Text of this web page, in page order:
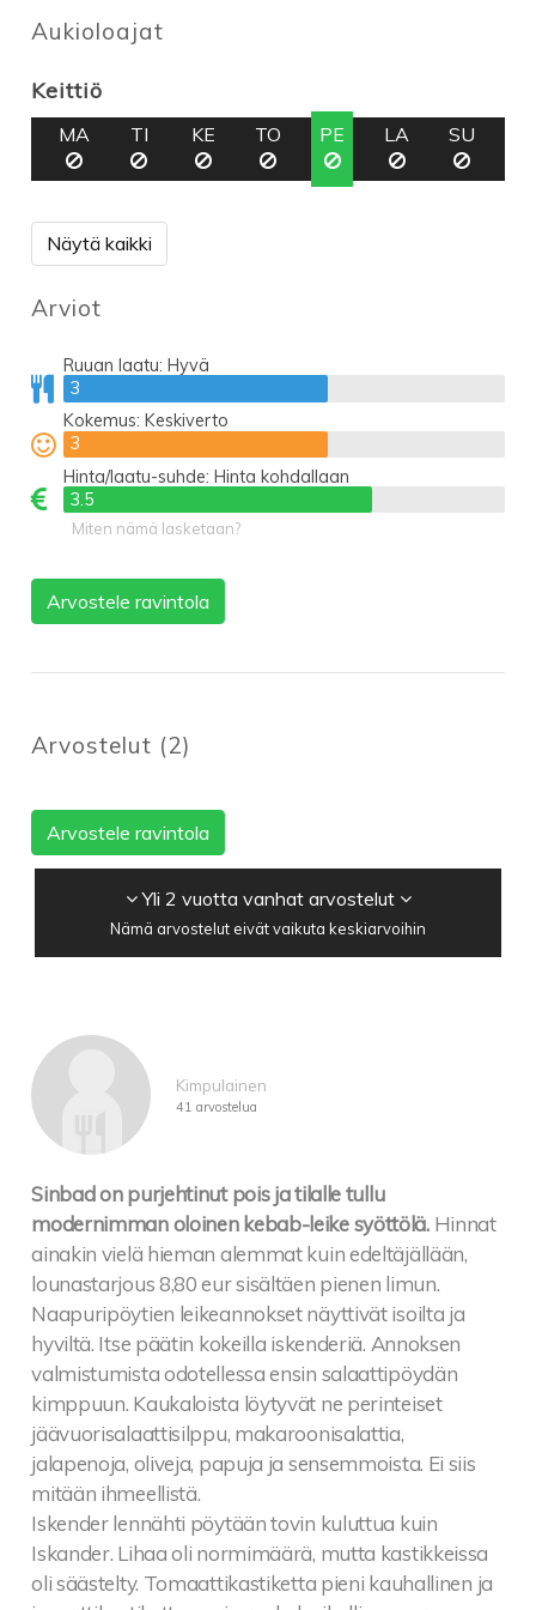
Aukioloajat
Keittiö
MA TI KE TO PE LA SU
Näytä kaikki
Arviot
Ruuan laatu:Hyvä
3
3
Kokemus: Keskiverto
3
3
Hinta/laatu-suhde:Hinta kohdallaan
3.5
3.5
Miten nämä lasketaan?
Arvostele ravintola
Arvostelut (2)
Arvostele ravintola
Yli 2 vuotta vanhat arvostelut
Nämä arvostelut eivät vaikuta keskiarvoihin
Kimpulainen
41 arvostelua
Sinbad on purjehtinut pois ja tilalle tullu
modernimman oloinen kebab-leike syöttölä. Hinnat
ainakin vielä hieman alemmat kuin edeltäjällään,
lounastarjous 8,80 eur sisältäen pienen limun.
Naapuripöytien leikeannokset näyttivät isoilta ja
hyviltä. Itse päätin kokeilla iskenderiä. Annoksen
valmistumista odotellessa ensin salaattipöydän
kimppuun. Kaukaloista löytyvät ne perinteiset
jäävuorisalaattisilppu, makaroonisalattia,
jalapenoja, oliveja, papuja ja sensemmoista. Ei siis
mitään ihmeellistä.
Iskender lennähti pöytään tovin kuluttua kuin
Iskander. Lihaa oli normimäärä, mutta kastikkeissa
oli säästelty. Tomaattikastiketta pieni kauhallinen ja